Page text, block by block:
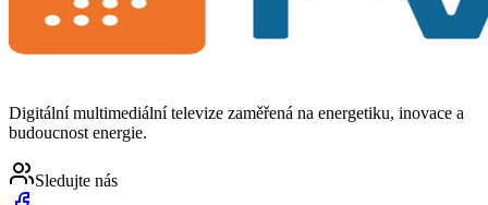
Digitální multimediální televize zaměřená na energetiku, inovace a
budoucnost energie.
Sledujte nás